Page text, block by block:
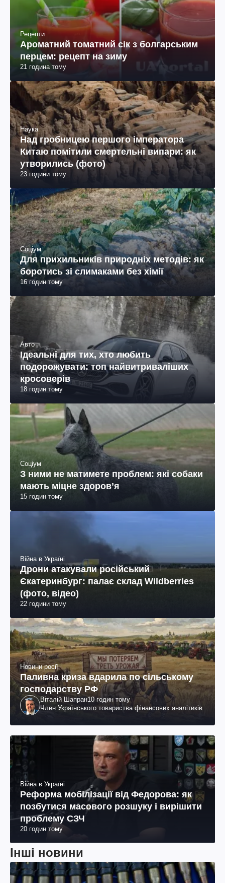
Рецепти
Ароматний томатний сік з болгарським
перцем: рецепт на зиму
21 година тому
Наука
Над гробницею першого імператора
Китаю помітили смертельні випари: як
утворились (фото)
23 години тому
Соціум
Для прихильників природніх методів: як
боротись зі слимаками без хімії
16 годин тому
Авто
Ідеальні для тих, хто любить
подорожувати: топ найвитриваліших
кросоверів
18 годин тому
Соціум
З ними не матимете проблем: які собаки
мають міцне здоров’я
15 годин тому
Війна в Україні
Дрони атакували російський
Єкатеринбург: палає склад Wildberries
(фото, відео)
22 години тому
Новини росії
Паливна криза вдарила по сільському
господарству РФ
Віталій Шапран10 годин тому
Член Українського товариства фінансових аналітиків
Війна в Україні
Реформа мобілізації від Федорова: як
позбутися масового розшуку і вирішити
проблему СЗЧ
20 годин тому
Інші новини